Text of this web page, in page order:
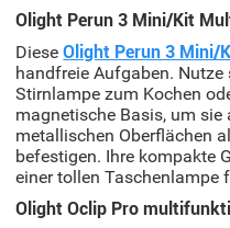
Olight Perun 3 Mini/Kit
DieseOlight Perun 3 Mini/
handfreie Aufgaben.
Stirnlampe zum Kochen
magnetische Basis, um sie
metallischen Oberflächen
befestigen. Ihre kompakte
einer tollen Taschenlampe
Olight Oclip Pro